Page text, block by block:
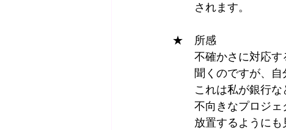
されます。
★　所感
不確かさに対応す
聞くのですが、自分
これは私が銀行な
不向きなプロジェ
放置するようにも